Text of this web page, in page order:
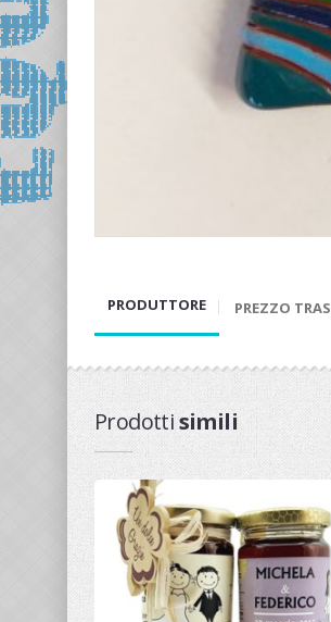
PRODUTTORE PREZZO
Prodottisimili